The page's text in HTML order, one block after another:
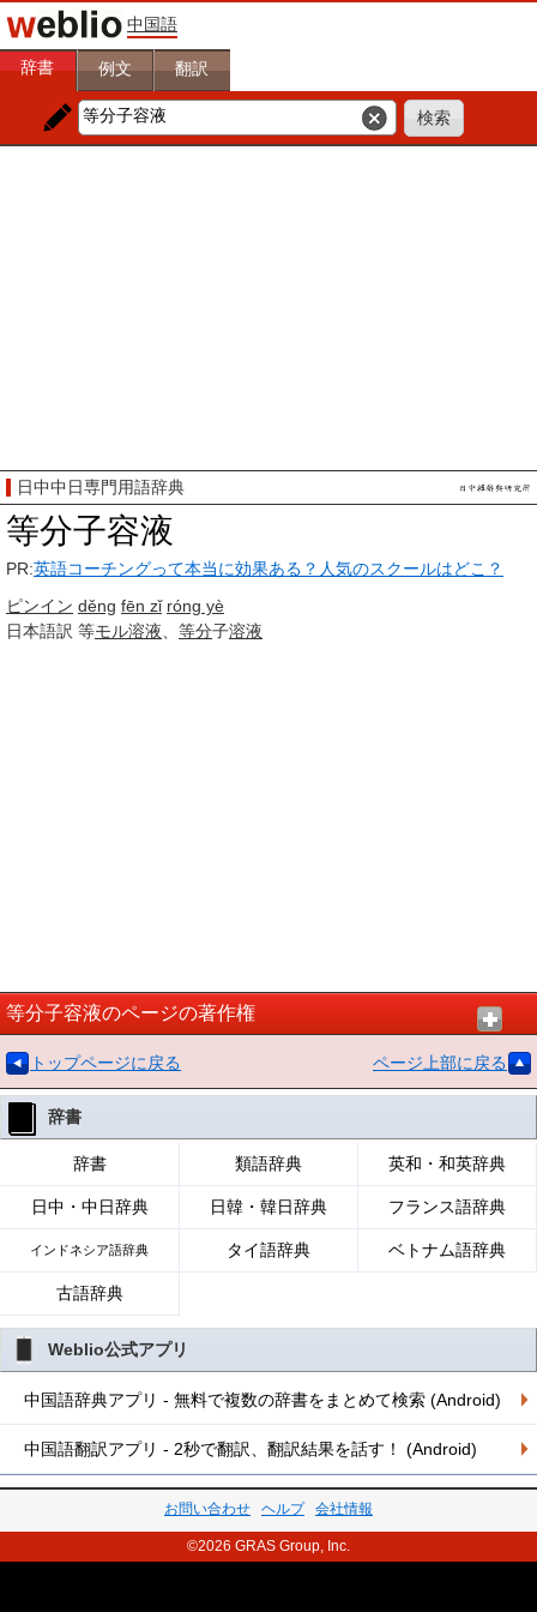
中国語
辞書 例文 翻訳
日中中日専門用語辞典
等分子容液
PR:英語コーチングって本当に効果ある？人気のスクールはどこ？
ピンイン děng fēn zǐ róng yè
日本語訳 等モル溶液 等分子溶液
等分子容液のページの著作権
トップページに戻る ページ上部に戻る
辞書
辞書 類語辞典 英和・和英辞典
日中・中日辞典 日韓・韓日辞典 フランス語辞典
インドネシア語辞典 タイ語辞典 ベトナム語辞典
古語辞典
Weblio公式アプリ
中国語辞典アプリ - 無料で複数の辞書をまとめて検索 (Android)
中国語翻訳アプリ - 2秒で翻訳、翻訳結果を話す！ (Android)
お問い合わせ ヘルプ 会社情報
©2026 GRAS Group, Inc.